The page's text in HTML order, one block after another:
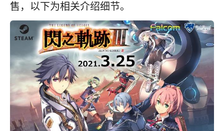
售，以下为相关介绍细节。